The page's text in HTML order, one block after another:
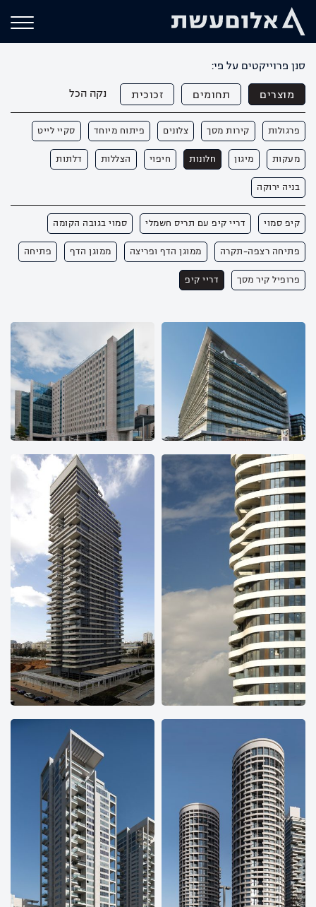
סנן פרוייקטים על פי:
מוצרים תחומים זכוכית נקה הכל
פרגולות קירות מסך צלונים פיתוח מיוחד סקיי לייט
מעקות מיגון חלונות חיפוי הצללות דלתות
בניה ירוקה
קיפ סמוי דריי קיפ עם תריס חשמלי סמוי בגובה הקומה
פתיחה רצפה-תקרה ממוגן הדף ופריצה ממוגן הדף פתיחה
פרופיל קיר מסך דריי קיפ